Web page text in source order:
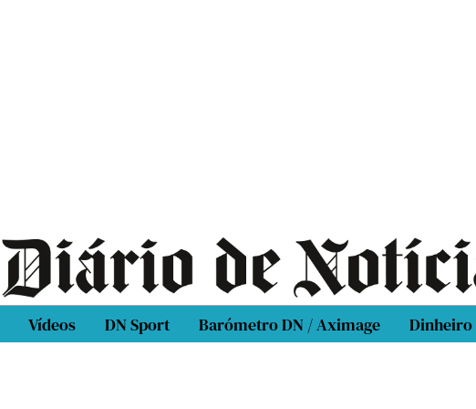
Vídeos DN Sport Barómetro DN / Aximage Dinheiro